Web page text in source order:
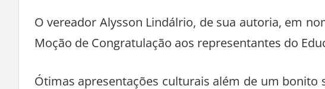
O vereador Alysson Lindálrio, de sua autoria, em
Moção de Congratulação aos representantes do